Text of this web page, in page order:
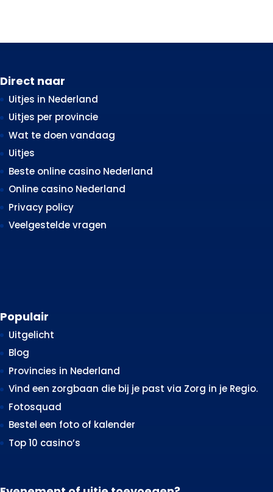
Direct naar
Uitjes in Nederland
Uitjes per provincie
Wat te doen vandaag
Uitjes
Beste online casino Nederland
Online casino Nederland
Privacy policy
Veelgestelde vragen
Populair
Uitgelicht
Blog
Provincies in Nederland
Vind een zorgbaan die bij je past via Zorg in je Regio.
Fotosquad
Bestel een foto of kalender
Top 10 casino’s